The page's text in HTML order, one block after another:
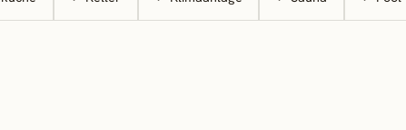
die sich unterteilen als